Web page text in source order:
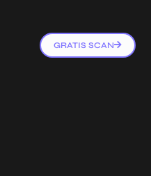
GRATIS SCAN